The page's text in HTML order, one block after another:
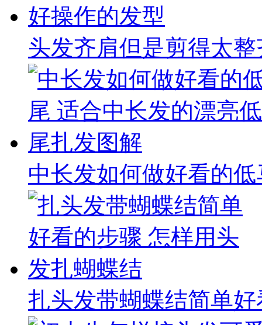
头发齐肩但是剪得太
中长发如何做好看的
扎头发带蝴蝶结简单